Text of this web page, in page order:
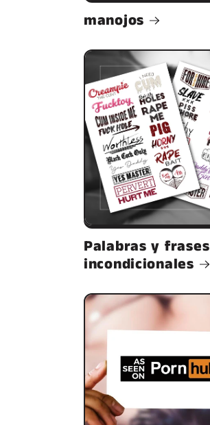
manojos
Palabras y frases
incondicionales